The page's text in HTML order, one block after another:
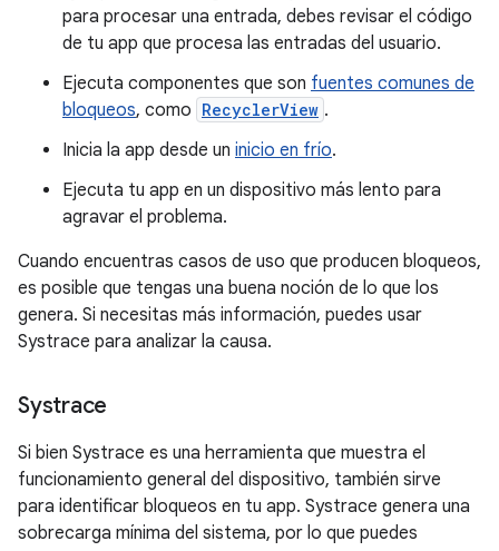
para procesar una entrada, debes revisar el código
de tu app que procesa las entradas del usuario.
Ejecuta componentes que son fuentes comunes de
bloqueos, como RecyclerView .
Inicia la app desde un inicio en frío.
Ejecuta tu app en un dispositivo más lento para
agravar el problema.
Cuando encuentras casos de uso que producen bloqueos,
es posible que tengas una buena noción de lo que los
genera. Si necesitas más información, puedes usar
Systrace para analizar la causa.
Systrace
Si bien Systrace es una herramienta que muestra el
funcionamiento general del dispositivo, también sirve
para identificar bloqueos en tu app. Systrace genera una
sobrecarga mínima del sistema, por lo que puedes